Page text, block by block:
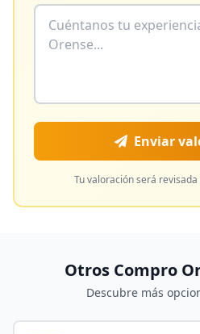
Enviar
Tu valoración será
Otros Compro
Descubre más